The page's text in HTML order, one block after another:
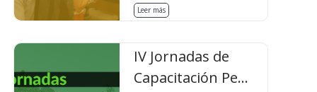
Leer más
IV Jornadas de
Capacitación Pe...